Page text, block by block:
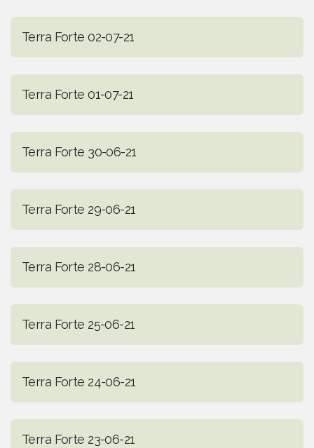
Terra Forte 02-07-21
Terra Forte 01-07-21
Terra Forte 30-06-21
Terra Forte 29-06-21
Terra Forte 28-06-21
Terra Forte 25-06-21
Terra Forte 24-06-21
Terra Forte 23-06-21